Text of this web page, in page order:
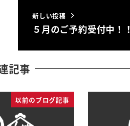
新しい投稿
５月のご予約受付中！！
記事
以前のブログ記事